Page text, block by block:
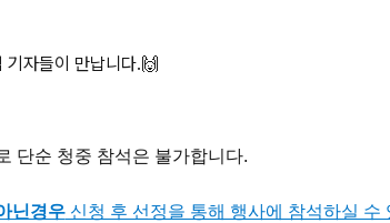
기자들이 만납니다.🙌
단순 청중 참석은 불가합니다.
닌경우신청 후 선정을 통해 행사에 참석하실 수